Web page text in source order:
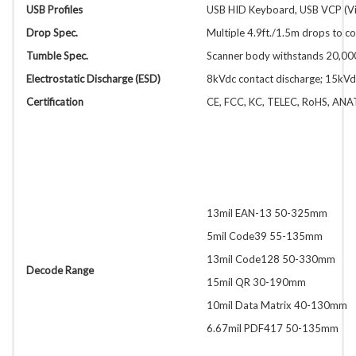
USB Profiles
USB HID Keyboard, USB VCP
Drop Spec.
Multiple 4.9ft./1.5m drops to
Tumble Spec.
Scanner body withstands
Electrostatic Discharge (ESD)
8kVdc contact discharge;
Certification
CE, FCC, KC, TELEC, RoHS,
Decode Range
13mil EAN-13 50-325mm
5mil Code39 55-135mm
13mil Code128 50-330mm
15mil QR 30-190mm
10mil Data Matrix 40-130mm
6.67mil PDF417 50-135mm